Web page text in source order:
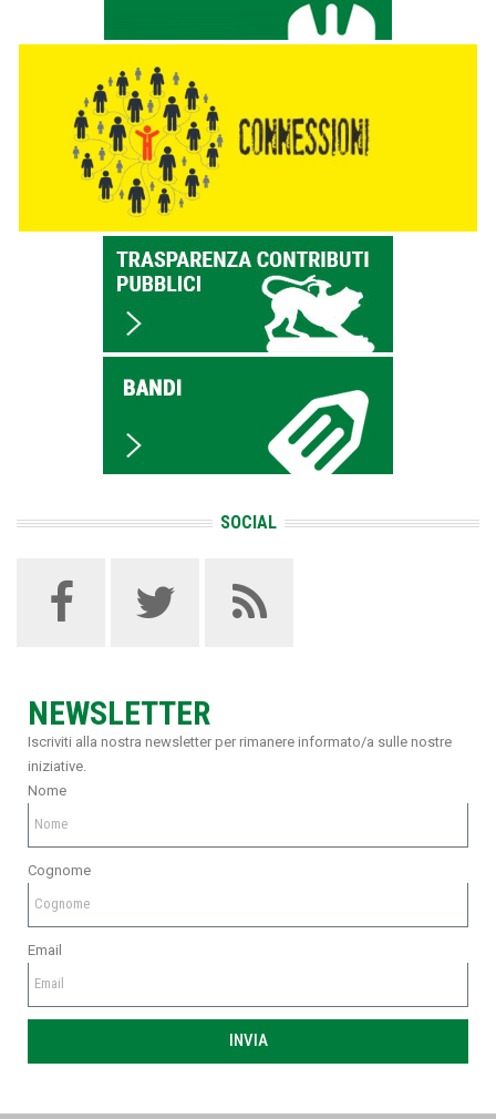
SOCIAL
NEWSLETTER
Iscriviti alla nostra newsletter per rimanere informato/a sulle nostre
iniziative.
Nome
Cognome
Email
INVIA